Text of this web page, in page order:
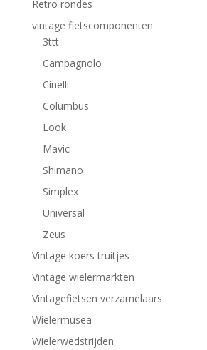
Retro rondes
vintage fietscomponenten
3ttt
Campagnolo
Cinelli
Columbus
Look
Mavic
Shimano
Simplex
Universal
Zeus
Vintage koers truitjes
Vintage wielermarkten
Vintagefietsen verzamelaars
Wielermusea
Wielerwedstrijden